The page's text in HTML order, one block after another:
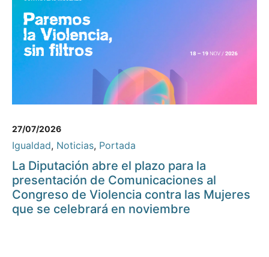
27/07/2026
Igualdad, Noticias, Portada
La Diputación abre el plazo para la
presentación de Comunicaciones al
Congreso de Violencia contra las Mujeres
que se celebrará en noviembre